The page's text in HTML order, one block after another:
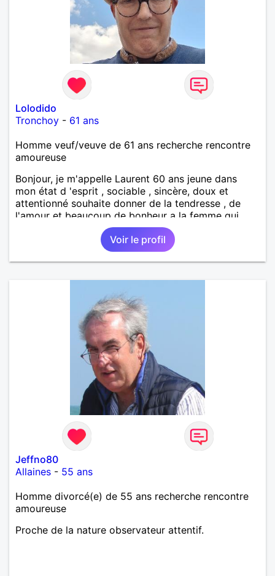
Lolodido
Tronchoy - 61 ans
Homme veuf/veuve de 61 ans recherche rencontre
amoureuse
Bonjour, je m'appelle Laurent 60 ans jeune dans
mon état d 'esprit , sociable , sincère, doux et
attentionné souhaite donner de la tendresse , de
l'amour et beaucoup de bonheur a la femme qui
souhaitera partager ma vie . Bientôt en retraite a la
fin de l 'année et libre de toute contrainte. Digne de
confiance à la femme qui voudras m 'en accorder
en toute sincérité. Pour le reste venez me découvrir
Voir le profil
Jeffno80
Allaines - 55 ans
Homme divorcé(e) de 55 ans recherche rencontre
amoureuse
Proche de la nature observateur attentif.